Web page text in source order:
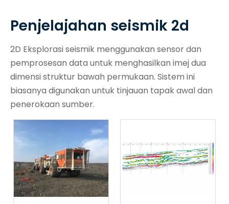
Penjelajahan seismik 2d
2D Eksplorasi seismik menggunakan sensor dan
pemprosesan data untuk menghasilkan imej dua
dimensi struktur bawah permukaan. Sistem ini
biasanya digunakan untuk tinjauan tapak awal dan
penerokaan sumber.